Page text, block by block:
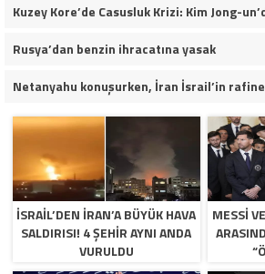
Rusya’dan benzin ihracatına yasak
Netanyahu konuşurken, İran İsrail’in
İSRAIL’DEN İRAN’A BÜYÜK HAVA
SALDIRISI! 4 ŞEHIR AYNI ANDA
VURULDU
MESSI